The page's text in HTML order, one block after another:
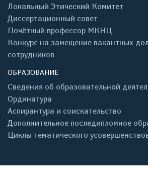
Локальный Этический Комитет
Диссертационный совет
Почётный профессор МКНЦ
Конкурс на замещение вакантных
сотрудников
ОБРАЗОВАНИЕ
Сведения об образовательной
Ординатура
Аспирантура и соискательство
Дополнительное последипломное
Циклы тематического